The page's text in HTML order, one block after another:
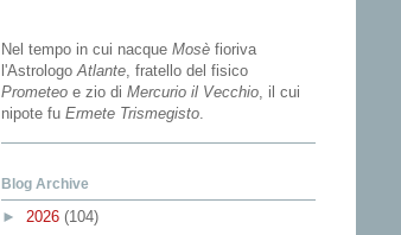
Nel tempo in cui nacque Mosè fioriva
l'Astrologo Atlante , fratello del fisico
Prometeo e zio di Mercurio il Vecchio , il cui
nipote fu Ermete Trismegisto
Blog Archive
► 2026 (104)